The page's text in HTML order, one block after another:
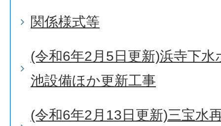
関係様式等
(令和6年2月5日更新)浜寺下
池設備ほか更新工事
(令和6年2月13日更新)三宝水